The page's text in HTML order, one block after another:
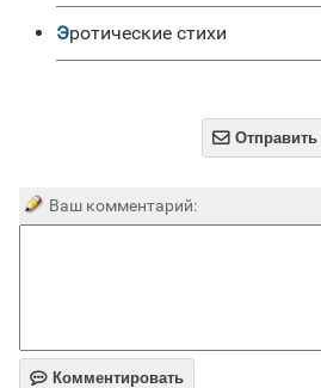
Эротические стихи
 Отправить
Ваш комментарий:
 Комментировать